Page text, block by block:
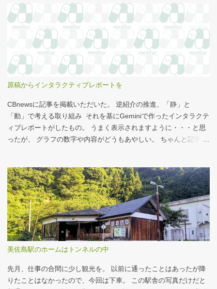
気になっていた。お腹の肉がだいぶたるんできたのは、こいつの
せいもあるのではないかと。 シナモンロール 556kcal 出所：
http://www.starbucks.co.jp/allergy/pdf/allergen-food.pdf 調べてビ
ビった。これはまずい。下手な食事以上のカロリーだ。 この
556kcalがどのくらいヤバイのか、スターバックス以上に良く行く
マクドナルドで考えてみる。（ちなみにマクドナルドは食事目的
とカロリーがほぼ同じもの（530kcal～580kcal）を次のマクドナ
ルド商品から２つ選んでください ハンバーガー ビッグマック ダブ
ルクォーターパウンダー・チーズ フィレオフィッシュ てりやきマ
ックバーガー マックフライポテト（S) マックフライポテト（M)
マックフライポテト（L) 正解は続きで。
原稿からインタラクティブレポートを
CBnewsに記事を掲載いただいた。 逆紹介の推進、「静」と
「動」で考える取り組み それを基にGeminiで作ったインタラクテ
ィブレポートがしたもの。 うまく表示されますように・・・と思
ったが、 グラフの数字や内容がどうもあやしい。 ちゃんと記事を
みの比較 患者の視点 解決策 なぜ「逆紹介」が重要なのか？ 医師
の働き方改革が進む中、大病院の外来負担軽減は喫緊の課題で
す。その鍵となるのが、地域の診療所へ患者を紹介する「逆紹
介」の推進です。しかし、その取り組みには大きな壁が存在しま
す。このレポートでは、データに基づき現状を分析し、未来への
道筋を探ります。 課題：大病院に集中する「再診」患者 紹介状の
く、外来機能の分化が進んでいない現状がうかがえます。これが
逆紹介推進の大きな背景となっています。 取り組...
美佐島駅のホームはトンネルの中
先月、仕事の合間に少し観光を。 以前に通ったことはあったが降
りたことはなかったので、今回は下車。 この駅舎の写真だけだと